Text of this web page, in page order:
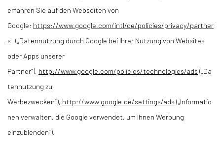
erfahren Sie auf den Webseiten von
Google: https://www.google.com/intl/de/policies/privacy/partner
s („Datennutzung durch Google bei Ihrer Nutzung von Websites
oder Apps unserer
Partner“), http://www.google.com/policies/technologies/ads („Da
tennutzung zu
Werbezwecken“), http://www.google.de/settings/ads („Informatio
nen verwalten, die Google verwendet, um Ihnen Werbung
einzublenden“).